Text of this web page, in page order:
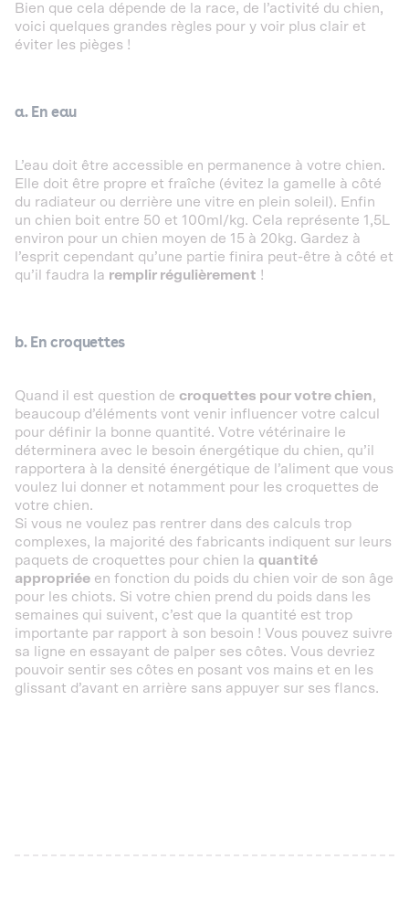
Bien que cela dépende de la race, de l’activité du chien,
voici quelques grandes règles pour y voir plus clair et
éviter les pièges !
a. En eau
L’eau doit être accessible en permanence à votre chien.
Elle doit être propre et fraîche (évitez la gamelle à côté
du radiateur ou derrière une vitre en plein soleil). Enfin
un chien boit entre 50 et 100ml/kg. Cela représente 1,5L
environ pour un chien moyen de 15 à 20kg. Gardez à
l’esprit cependant qu’une partie finira peut-être à côté et
qu’il faudra la remplir régulièrement !
b. En croquettes
Quand il est question de croquettes pour votre chien,
beaucoup d’éléments vont venir influencer votre calcul
pour définir la bonne quantité. Votre vétérinaire le
déterminera avec le besoin énergétique du chien, qu’il
rapportera à la densité énergétique de l’aliment que vous
voulez lui donner et notamment pour les croquettes de
votre chien.
Si vous ne voulez pas rentrer dans des calculs trop
complexes, la majorité des fabricants indiquent sur leurs
paquets de croquettes pour chien la quantité
appropriée en fonction du poids du chien voir de son âge
pour les chiots. Si votre chien prend du poids dans les
semaines qui suivent, c’est que la quantité est trop
importante par rapport à son besoin ! Vous pouvez suivre
sa ligne en essayant de palper ses côtes. Vous devriez
pouvoir sentir ses côtes en posant vos mains et en les
glissant d’avant en arrière sans appuyer sur ses flancs.